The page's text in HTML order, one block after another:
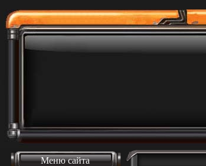
Меню сайта